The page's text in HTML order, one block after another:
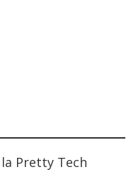
Pretty Tech